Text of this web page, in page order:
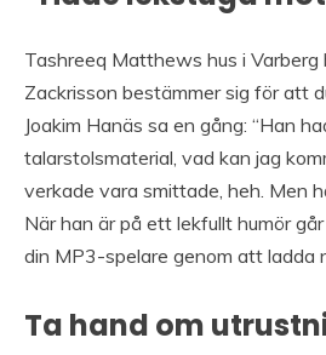
Tashreeq Matthews hus i Varberg
Zackrisson bestämmer sig för att
Joakim Hanäs sa en gång: “Han
talarstolsmaterial, vad kan jag
verkade vara smittade, heh. Men
När han är på ett lekfullt humör
din MP3-spelare genom att ladda
Ta hand om